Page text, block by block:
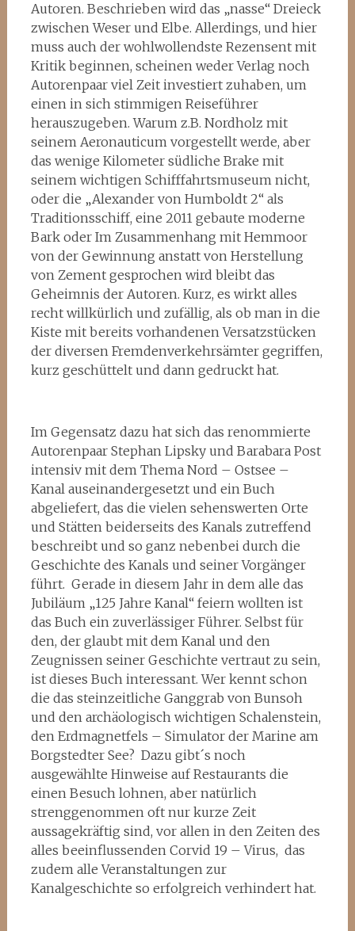
Autoren. Beschrieben wird das „nasse“ Dreieck
zwischen Weser und Elbe. Allerdings, und hier
muss auch der wohlwollendste Rezensent mit
Kritik beginnen, scheinen weder Verlag noch
Autorenpaar viel Zeit investiert zuhaben, um
einen in sich stimmigen Reiseführer
herauszugeben. Warum z.B. Nordholz mit
seinem Aeronauticum vorgestellt werde, aber
das wenige Kilometer südliche Brake mit
seinem wichtigen Schifffahrtsmuseum nicht,
oder die „Alexander von Humboldt 2“ als
Traditionsschiff, eine 2011 gebaute moderne
Bark oder Im Zusammenhang mit Hemmoor
von der Gewinnung anstatt von Herstellung
von Zement gesprochen wird bleibt das
Geheimnis der Autoren. Kurz, es wirkt alles
recht willkürlich und zufällig, als ob man in die
Kiste mit bereits vorhandenen Versatzstücken
der diversen Fremdenverkehrsämter gegriffen,
kurz geschüttelt und dann gedruckt hat.
Im Gegensatz dazu hat sich das renommierte
Autorenpaar Stephan Lipsky und Barabara Post
intensiv mit dem Thema Nord – Ostsee –
Kanal auseinandergesetzt und ein Buch
abgeliefert, das die vielen sehenswerten Orte
und Stätten beiderseits des Kanals zutreffend
beschreibt und so ganz nebenbei durch die
Geschichte des Kanals und seiner Vorgänger
führt. Gerade in diesem Jahr in dem alle das
Jubiläum „125 Jahre Kanal“ feiern wollten ist
das Buch ein zuverlässiger Führer. Selbst für
den, der glaubt mit dem Kanal und den
Zeugnissen seiner Geschichte vertraut zu sein,
ist dieses Buch interessant. Wer kennt schon
die das steinzeitliche Ganggrab von Bunsoh
und den archäologisch wichtigen Schalenstein,
den Erdmagnetfels – Simulator der Marine am
Borgstedter See? Dazu gibt´s noch
ausgewählte Hinweise auf Restaurants die
einen Besuch lohnen, aber natürlich
strenggenommen oft nur kurze Zeit
aussagekräftig sind, vor allen in den Zeiten des
alles beeinflussenden Corvid 19 – Virus, das
zudem alle Veranstaltungen zur
Kanalgeschichte so erfolgreich verhindert hat.